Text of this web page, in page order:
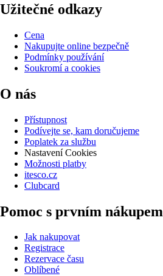
Užitečné odkazy
Cena
Nakupujte online bezpečně
Podmínky používání
Soukromí a cookies
O nás
Přístupnost
Podívejte se, kam doručujeme
Poplatek za službu
Nastavení Cookies
Možnosti platby
itesco.cz
Clubcard
Pomoc s prvním nákupem
Jak nakupovat
Registrace
Rezervace času
Oblíbené